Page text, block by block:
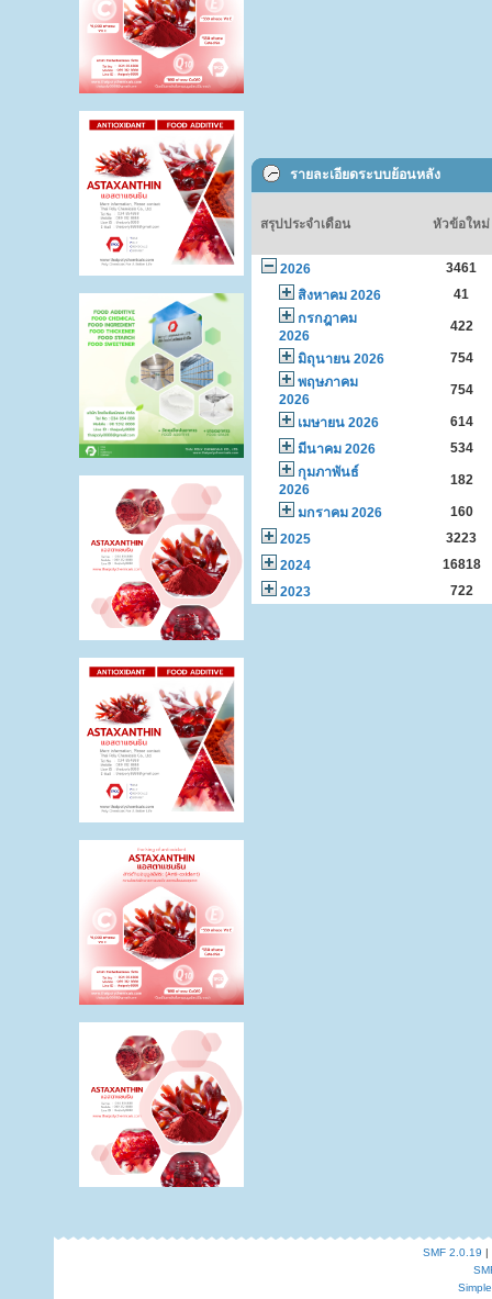
รายละเอียดระบบย้อนหลัง
สรุปประจำเดือน หัวข้อใหม่
2026
3461
สิงหาคม 2026
41
กรกฎาคม
2026
422
มิถุนายน 2026
754
พฤษภาคม
2026
754
เมษายน 2026
614
มีนาคม 2026
534
กุมภาพันธ์
2026
182
มกราคม 2026
160
2025
3223
2024
16818
2023
722
SMF 2.0.19 |